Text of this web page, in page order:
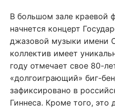
В большом зале краевой
начнется концерт
джазовой музыки имени
коллектив имеет
году отмечает свое 80-
«долгоиграющий» биг-
зафиксировано в
Гиннеса. Кроме того, это